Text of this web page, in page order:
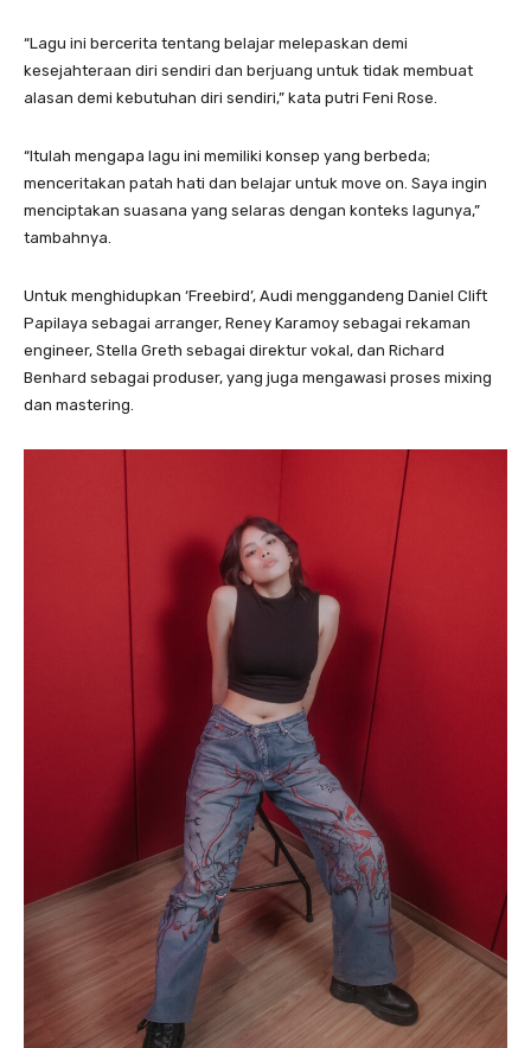
“Lagu ini bercerita tentang belajar melepaskan demi
kesejahteraan diri sendiri dan berjuang untuk tidak membuat
alasan demi kebutuhan diri sendiri,” kata putri Feni Rose.
“Itulah mengapa lagu ini memiliki konsep yang berbeda;
menceritakan patah hati dan belajar untuk move on. Saya ingin
menciptakan suasana yang selaras dengan konteks lagunya,”
tambahnya.
Untuk menghidupkan ‘Freebird’, Audi menggandeng Daniel Clift
Papilaya sebagai arranger, Reney Karamoy sebagai rekaman
engineer, Stella Greth sebagai direktur vokal, dan Richard
Benhard sebagai produser, yang juga mengawasi proses mixing
dan mastering.